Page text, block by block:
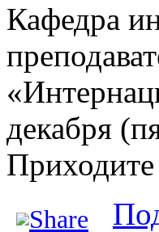
Кафедра
декабря